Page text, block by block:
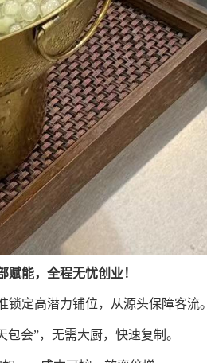
赋能，全程无忧创业！
锁定高潜力铺位，从源头保障客流。
会”，无需大厨，快速复制。